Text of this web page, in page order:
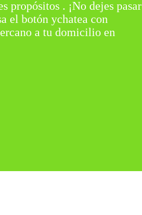
propósitos . ¡No dejes pasar
el botón ychatea con
a tu domicilio en